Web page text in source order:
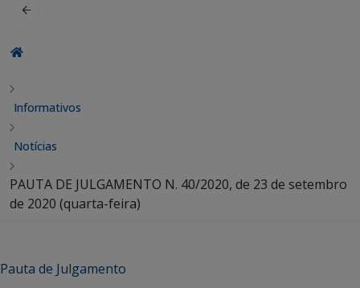
Informativos
Notícias
PAUTA DE JULGAMENTO N. 40/2020, de 23 de setembro
de 2020 (quarta-feira)
Pauta de Julgamento